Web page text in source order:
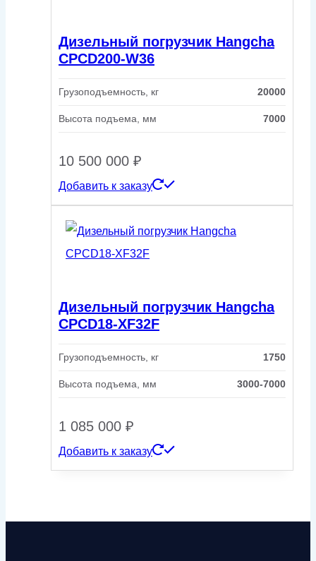
Дизельный погрузчик Hangcha
CPCD200-W36
Грузоподъемность, кг 20000
Высота подъема, мм 7000
10 500 000 ₽
Добавить к заказу
Дизельный погрузчик Hangcha
CPCD18-XF32F
Грузоподъемность, кг 1750
Высота подъема, мм 3000-7000
1 085 000 ₽
Добавить к заказу